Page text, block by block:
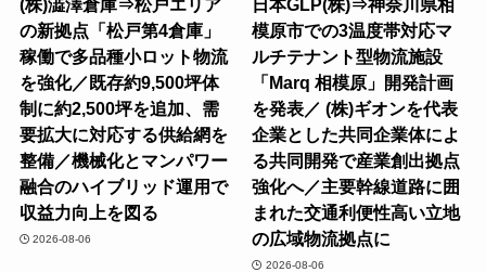
(株)澁澤倉庫⇒松戸エリア
の新拠点「松戸第4倉庫」
稼働で多品種小ロット物流
を強化／既存約9,500坪体
制に約2,500坪を追加、需
要拡大に対応する供給網を
整備／機械化とマンパワー
融合のハイブリッド運用で
収益力向上を図る
2026-08-06
日本GLP(株)⇒神奈川県相
模原市での3温度帯対応マ
ルチテナント型物流施設
「Marq 相模原」開発計画
を発表／ (株)ギオンを代表
企業とした共同企業体によ
る共同開発で産業創出拠点
強化へ／主要幹線道路に囲
まれた交通利便性高い立地
の広域物流拠点に
2026-08-06